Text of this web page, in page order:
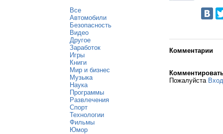
Все
Автомобили
Безопасность
Видео
Другое
Заработок
Игры
Книги
Мир и бизнес
Музыка
Наука
Программы
Развлечения
Спорт
Технологии
Фильмы
Юмор
Комментарии
Пожалуйста Вход